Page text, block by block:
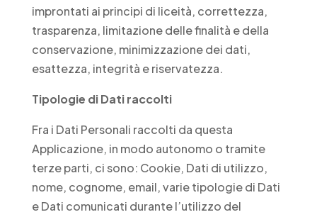
improntati ai principi di liceità, correttezza,
trasparenza, limitazione delle finalità e della
conservazione, minimizzazione dei dati,
esattezza, integrità e riservatezza.
Tipologie di Dati raccolti
Fra i Dati Personali raccolti da questa
Applicazione, in modo autonomo o tramite
terze parti, ci sono: Cookie, Dati di utilizzo,
nome, cognome, email, varie tipologie di Dati
e Dati comunicati durante l’utilizzo del